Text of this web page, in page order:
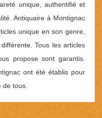
unique, authentifié et
Antiquaire à Montignac
unique en son genre,
Tous les articles
propose sont garantis.
ont été établis pour
tous.